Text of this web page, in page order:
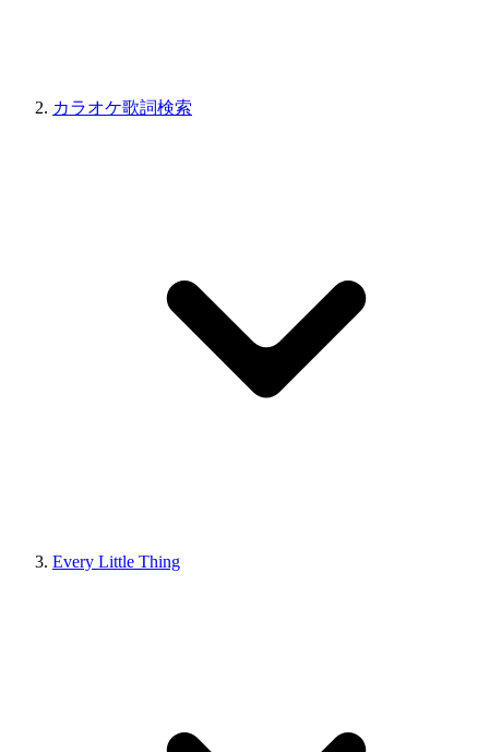
カラオケ歌詞検索
Every Little Thing